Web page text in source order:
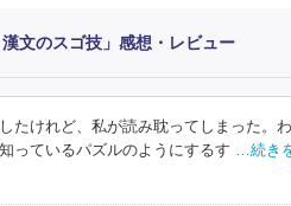
文のスゴ技」感想・レビュー
たけれど、私が読み耽ってしまった。
っているパズルのようにするす
…続き